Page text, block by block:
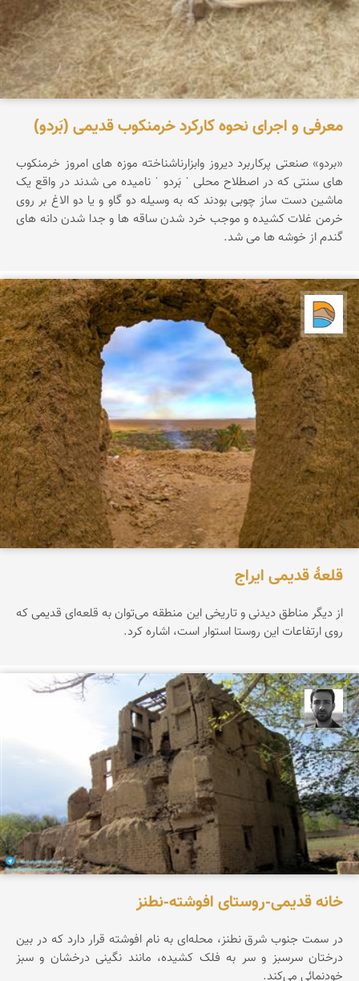
معرفی و اجرای نحوه کارکرد خرمنکوب قدیمی (بَردو)
«بردو» صنعتی پرکاربرد دیروز وابزارناشناخته موزه های امروز خرمنکوب
های سنتی که در اصطلاح محلی ˈ بَردو ˈ نامیده می شدند در واقع یک
ماشین دست ساز چوبی بودند که به وسیله دو گاو و یا دو الاغ بر روی
خرمن غلات کشیده و موجب خرد شدن ساقه ها و جدا شدن دانه های
گندم از خوشه ها می شد.
دریاچه کویر
قلعۀ قدیمی ایراج
از دیگر مناطق دیدنی و تاریخی این منطقه می‌توان به قلعه‌ای قدیمی که
روی ارتفاعات این روستا استوار است، اشاره کرد.
مجتبی ملانظر
خانه قدیمی-روستای افوشته-نطنز
در سمت جنوب شرق نطنز، محله‌ای به نام افوشته قرار دارد که در بین
درختان سرسبز و سر به فلک کشیده، مانند نگینی درخشان و سبز
خودنمائی می‌کند.